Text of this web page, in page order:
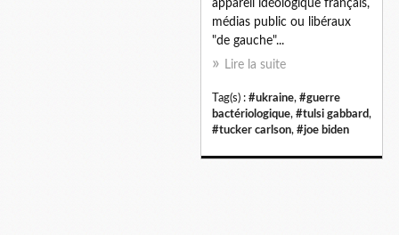
appareil idéologique français,
médias public ou libéraux
"de gauche"...
Lire la suite
Tag(s) : #ukraine, #guerre
bactériologique, #tulsi gabbard,
#tucker carlson, #joe biden